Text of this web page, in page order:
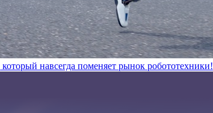
навсегда поменяет рынок робототехники!